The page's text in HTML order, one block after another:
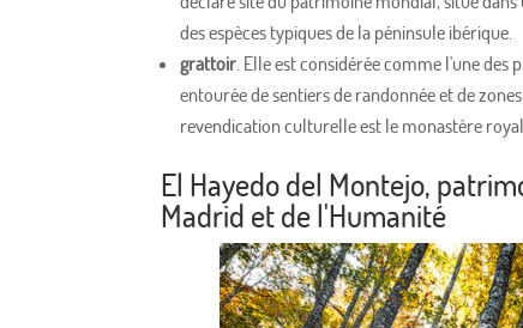
des espèces typiques de la péninsule ibérique.
grattoir. Elle est considérée comme l'une des
entourée de sentiers de randonnée et de
revendication culturelle est le monastère
El Hayedo del Montejo,
Madrid et de l'Humanité